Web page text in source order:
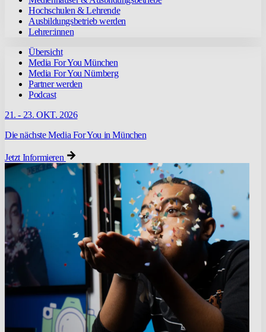
Hochschulen & Lehrende
Ausbildungsbetrieb werden
Lehrer:innen
Übersicht
Media For You München
Media For You Nürnberg
Partner werden
Podcast
21. - 23. OKT. 2026
Die nächste Media For You in München
Jetzt Informieren